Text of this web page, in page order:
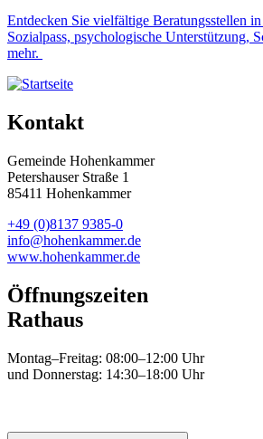
Entdecken Sie vielfältige Beratungsstellen
Sozialpass, psychologische Unterstützung,
mehr.
Kontakt
Gemeinde Hohenkammer
Petershauser Straße 1
85411 Hohenkammer
+49 (0)8137 9385-0
info@hohenkammer.de
www.hohenkammer.de
Öffnungszeiten
Rathaus
Montag–Freitag: 08:00–12:00 Uhr
und Donnerstag: 14:30–18:00 Uhr